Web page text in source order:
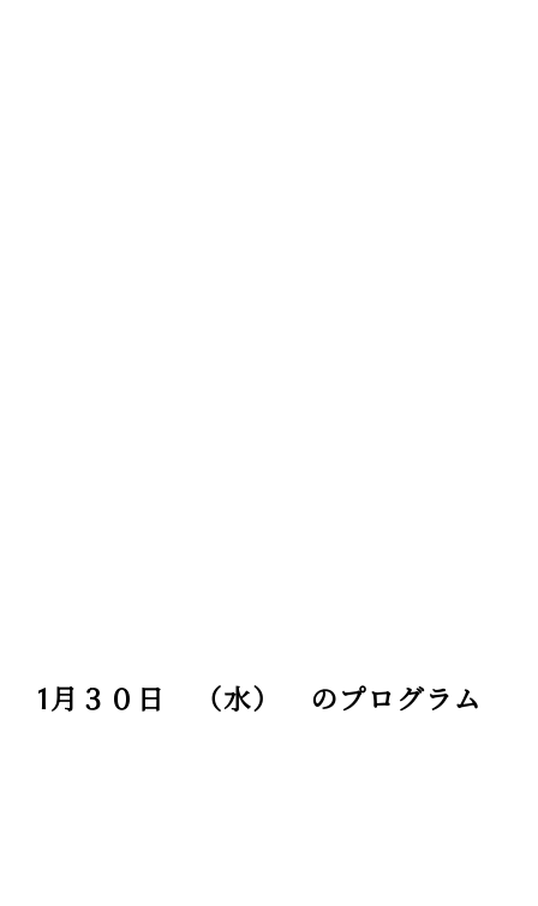
1月３０日 （水） のプログラム